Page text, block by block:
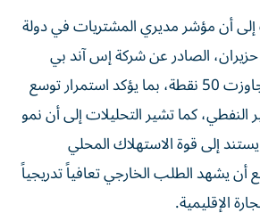
إلى أن مؤشر مديري المشتريات في دولة
حزيران، الصادر عن شركة إس آند بي
غلوبل، سجل قراءة تجاوزت 50 نقطة، بما يؤكد استمرار توسع
النفطي، كما تشير التحليلات إلى أن نمو
إلى قوة الاستهلاك المحلي
أن يشهد الطلب الخارجي تعافياً تدريجياً
الإقليمية.